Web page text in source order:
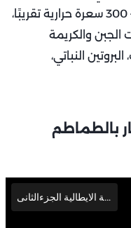
بالطماطم والمكرونة على نحو 250 – 300 سعرة حرارية تقريبًا،
الجبن والكريمة
النباتي،
بالطماطم